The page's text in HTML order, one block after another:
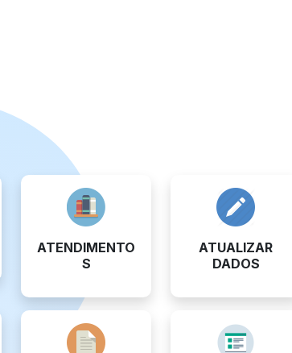
ATENDIMENTO
S
ATUALIZAR
DADOS